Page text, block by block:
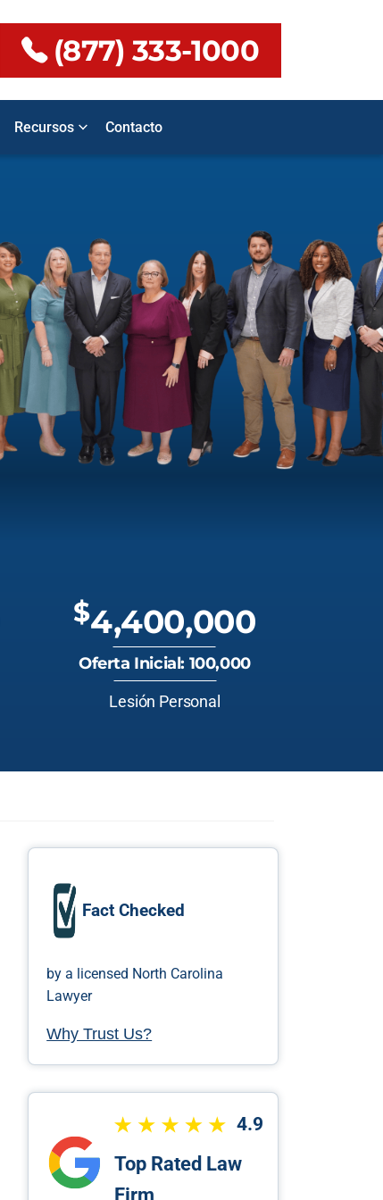
(877) 333-1000
Recursos Contacto
$4,400,000
Oferta Inicial: 100,000
Lesión Personal
Fact Checked
by a licensed North Carolina
Lawyer
Why Trust Us?
4.9
Top Rated Law
Firm